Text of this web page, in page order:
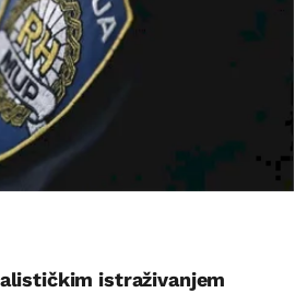
istraživanjem